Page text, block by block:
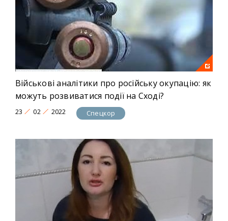
Військові аналітики про російську окупацію: як
можуть розвиватися події на Сході?
23 02 2022 Спецкор